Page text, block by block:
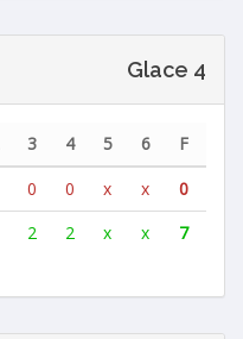
Glace 4
3 4 5 6
F
0 0 x x
0
2 2 x x 7